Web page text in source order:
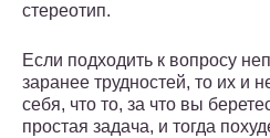
стереотип.
Если подходить к вопросу
заранее трудностей, то их и
себя, что то, за что вы
простая задача, и тогда